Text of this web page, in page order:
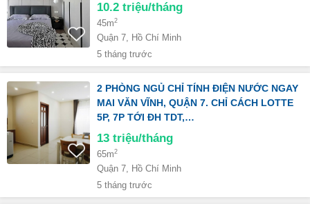
10.2 triệu/tháng
45m2
Quận 7, Hồ Chí Minh
5 tháng trước
2 PHÒNG NGỦ CHỈ TÍNH ĐIỆN NƯỚC NGAY
MAI VĂN VĨNH, QUẬN 7. CHỈ CÁCH LOTTE
5P, 7P TỚI ĐH TDT,…
13 triệu/tháng
65m2
Quận 7, Hồ Chí Minh
5 tháng trước